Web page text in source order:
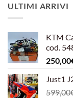
ULTIMI ARRIVI
KTM
cod.
250,00
Just1
599,00